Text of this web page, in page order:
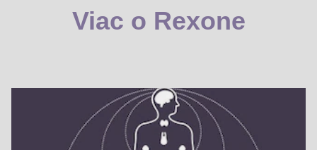
Viac o Rexone